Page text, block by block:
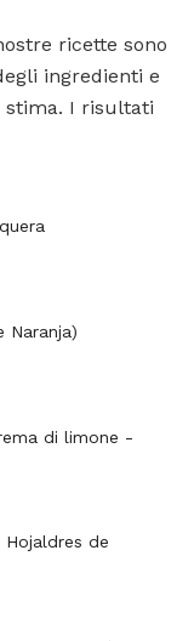
ricette sono
ingredienti e
stima. I risultati
Naranja)
di limone -
de